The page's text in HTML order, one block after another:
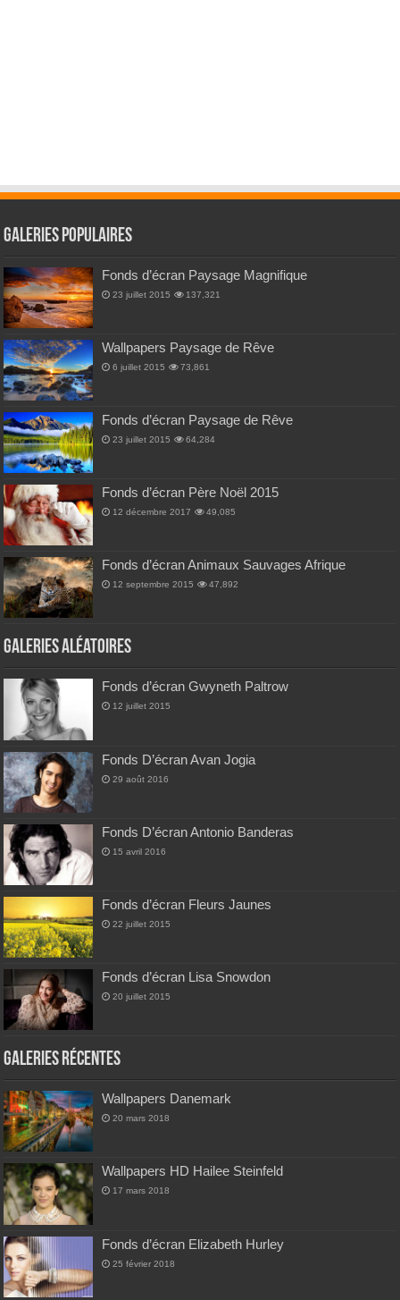
Galeries Populaires
Fonds d’écran Paysage Magnifique
23 juillet 2015 137,321
Wallpapers Paysage de Rêve
6 juillet 2015 73,861
Fonds d’écran Paysage de Rêve
23 juillet 2015 64,284
Fonds d’écran Père Noël 2015
12 décembre 2017 49,085
Fonds d’écran Animaux Sauvages Afrique
12 septembre 2015 47,892
Galeries Aléatoires
Fonds d’écran Gwyneth Paltrow
12 juillet 2015
Fonds D’écran Avan Jogia
29 août 2016
Fonds D’écran Antonio Banderas
15 avril 2016
Fonds d’écran Fleurs Jaunes
22 juillet 2015
Fonds d’écran Lisa Snowdon
20 juillet 2015
Galeries Récentes
Wallpapers Danemark
20 mars 2018
Wallpapers HD Hailee Steinfeld
17 mars 2018
Fonds d’écran Elizabeth Hurley
25 février 2018